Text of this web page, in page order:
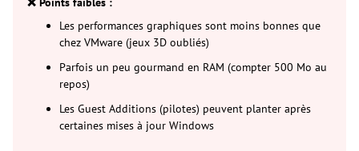
Les performances graphiques sont moins bonnes que
chez VMware (jeux 3D oubliés)
Parfois un peu gourmand en RAM (compter 500 Mo au
repos)
Les Guest Additions (pilotes) peuvent planter après
certaines mises à jour Windows